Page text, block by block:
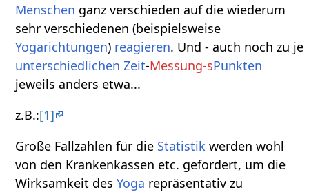
Menschen ganz verschieden auf die wiederum
sehr verschiedenen (beispielsweise
Yogarichtungen) reagieren. Und - auch noch zu je
unterschiedlichen Zeit-Messung-sPunkten
jeweils anders etwa...
z.B.:[1]
Große Fallzahlen für die Statistik werden wohl
von den Krankenkassen etc. gefordert, um die
Wirksamkeit desYoga repräsentativ zu